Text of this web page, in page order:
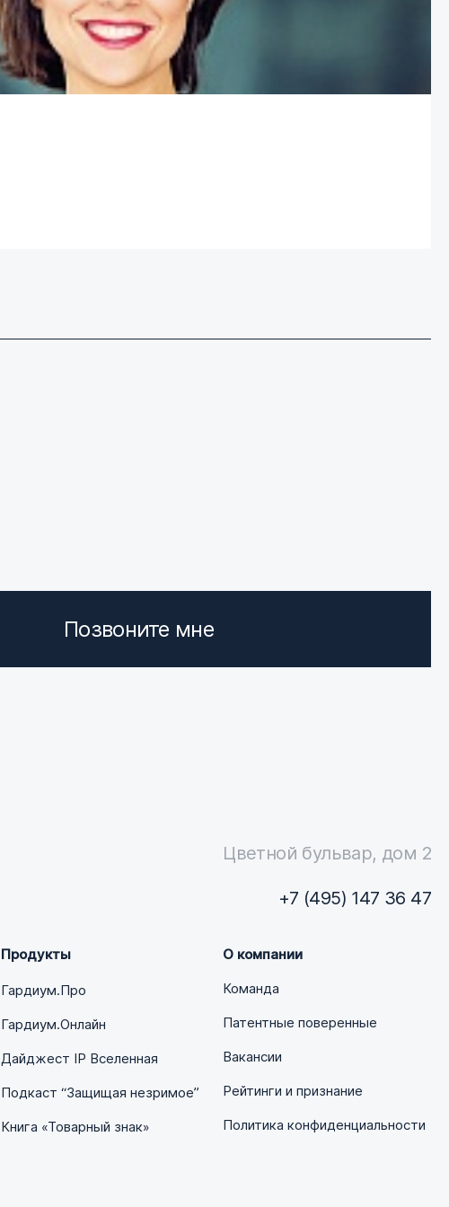
Позвоните мне
Цветной бульвар, дом 2
+7 (495) 147 36 47
Продукты
Гардиум.Про
Гардиум.Онлайн
Дайджест IP Вселенная
Подкаст “Защищая незримое”
Книга «Товарный знак»
О компании
Команда
Патентные поверенные
Вакансии
Рейтинги и признание
Политика конфиденциальности